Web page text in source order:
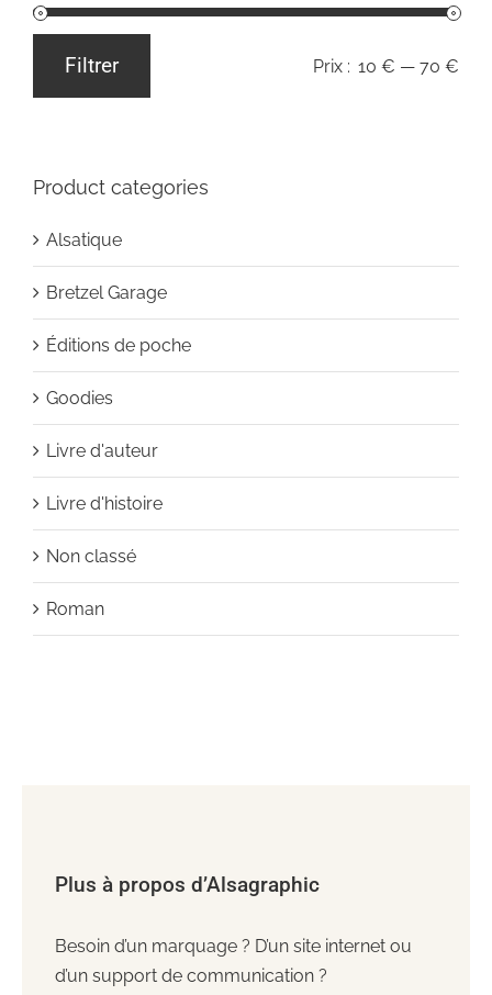
Filtrer Prix : 10 € —70 €
Product categories
Alsatique
Bretzel Garage
Éditions de poche
Goodies
Livre d'auteur
Livre d'histoire
Non classé
Roman
Plus à propos d’Alsagraphic
Besoin d’un marquage ? D’un site internet ou
d’un support de communication ?